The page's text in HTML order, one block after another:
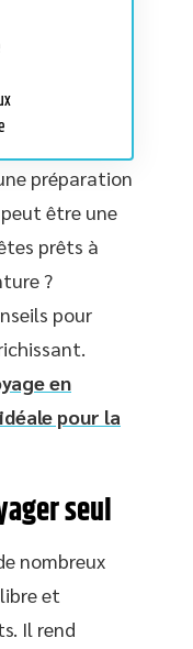
préparation
être une
prêts à
?
pour
en
pour la
seul
nombreux
et
Il rend